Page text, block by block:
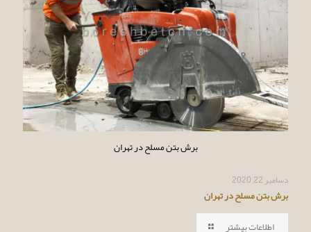
برش بتن مسلح در تهران
دسامبر 22, 2020
برش بتن مسلح در تهران
اطلاعات بیشتر